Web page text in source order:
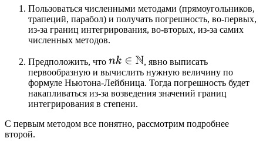
Пользоваться численными методами (прямоугольников,
трапеций, парабол) и получать погрешность, во-первых,
из-за границ интегрирования, во-вторых, из-за самих
численных методов.
Предположить, что
, явно выписать
первообразную и вычислить нужную величину по
формуле Ньютона-Лейбница. Тогда погрешность будет
накапливаться из-за возведения значений границ
интегрирования в степени.
С первым методом все понятно, рассмотрим подробнее
второй.